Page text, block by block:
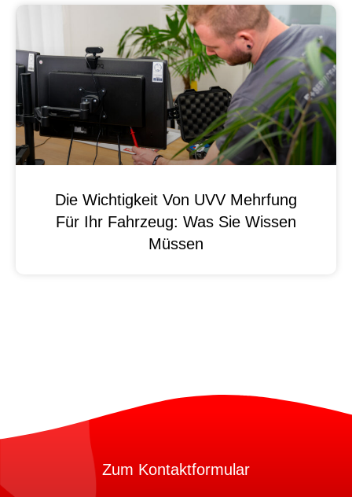
Die Wichtigkeit Von UVV Mehrfung
Für Ihr Fahrzeug: Was Sie Wissen
Müssen
Zum Kontaktformular